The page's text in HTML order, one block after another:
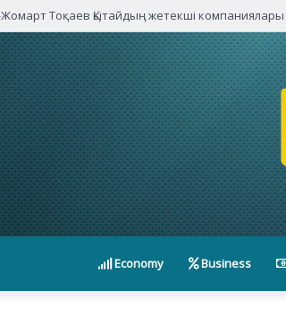
Жомарт Тоқаев Қытайдың жетекші
Economy Business